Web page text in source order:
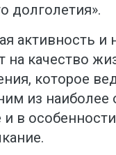
долголетия».
активность
на качество
которое
из наиболее
и в